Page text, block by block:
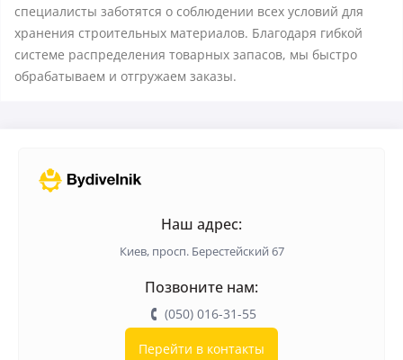
специалисты заботятся о соблюдении всех условий для
хранения строительных материалов. Благодаря гибкой
системе распределения товарных запасов, мы быстро
обрабатываем и отгружаем заказы.
Наш адрес:
Киев, просп. Берестейский 67
Позвоните нам:
(050) 016-31-55
Перейти в контакты